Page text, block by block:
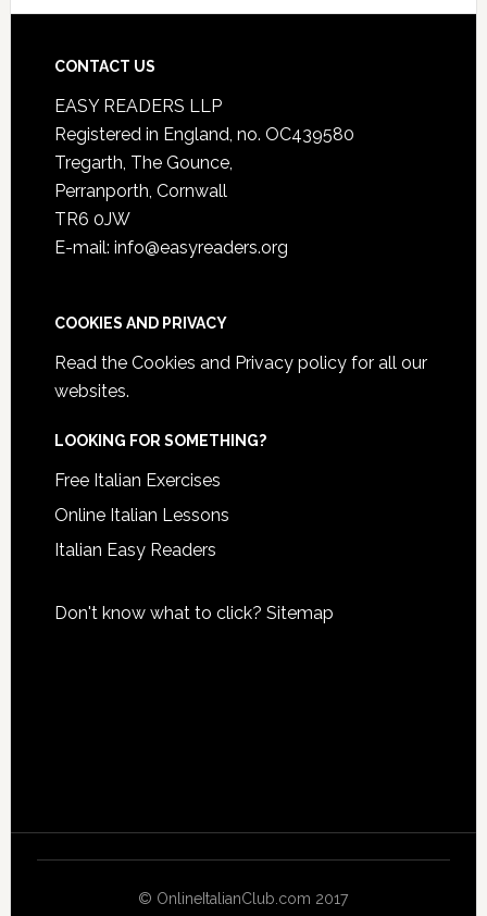
CONTACT US
EASY READERS LLP
Registered in England, no. OC439580
Tregarth, The Gounce,
Perranporth, Cornwall
TR6 0JW
E-mail: info@easyreaders.org
COOKIES AND PRIVACY
Read the Cookies and Privacy policyfor all our
websites.
LOOKING FOR SOMETHING?
Free Italian Exercises
Online Italian Lessons
Italian Easy Readers
Don't know what to click? Sitemap
© OnlineItalianClub.com 2017